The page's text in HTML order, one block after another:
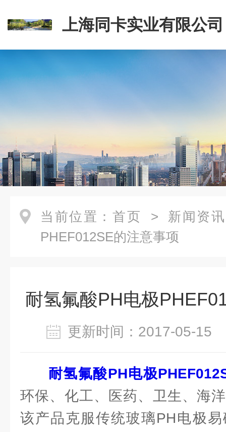
上海同卡实业有限公司
当前位置： 首页 > 新闻资讯
PHEF012SE的注意事项
耐氢氟酸PH电极
更新时间：2017-05-
耐氢氟酸PH电极
环保、化工、医药、卫生、海
该产品克服传统玻璃PH电极